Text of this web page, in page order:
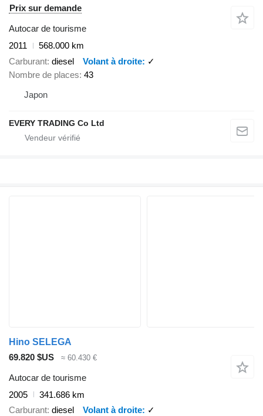
Prix sur demande
Autocar de tourisme
2011
568.000 km
Carburant diesel Volant à droite
✓
Nombre de places 43
Japon
EVERY TRADING Co Ltd
Hino SELEGA
69.820 $US
≈ 60.430 €
Autocar de tourisme
2005
341.686 km
Carburant diesel Volant à droite
✓